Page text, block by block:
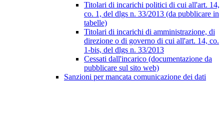
Titolari di incarichi politici di cui all'art. 14,
co. 1, del dlgs n. 33/2013 (da pubblicare in
tabelle)
Titolari di incarichi di amministrazione, di
direzione o di governo di cui all'art. 14, co.
1-bis, del dlgs n. 33/2013
Cessati dall'incarico (documentazione da
pubblicare sul sito web)
Sanzioni per mancata comunicazione dei dati